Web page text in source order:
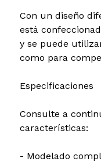
Con un diseño
está
y se puede
como para
Especificaciones
Consulte a
características:
- Modelado